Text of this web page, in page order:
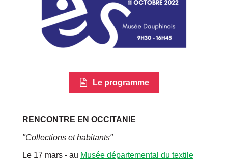
Le programme
RENCONTRE EN OCCITANIE
"Collections et habitants"
Le 17 mars - au Musée départemental du textile